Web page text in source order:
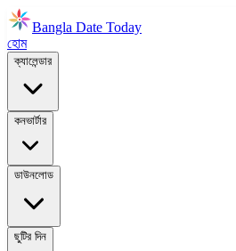
Bangla Date Today
হোম
ক্যালেন্ডার
কনভার্টার
ডাউনলোড
ছুটির দিন